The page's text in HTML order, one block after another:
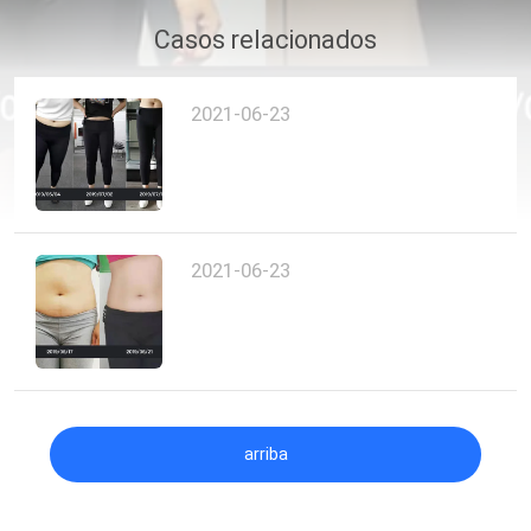
CONTROL
DE
CALIDAD
ÉNTRENOS
EN
CONTACTO
CON
CASOS
Casos relacionados
2021-06-23
2021-06-23
arriba